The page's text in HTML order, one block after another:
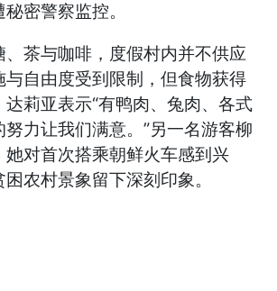
密警察监控。
茶与咖啡，度假村内并不供应
与自由度受到限制，但食物获得
莉亚表示“有鸭肉、兔肉、各式
力让我们满意。”另一名游客柳
她对首次搭乘朝鲜火车感到兴
农村景象留下深刻印象。